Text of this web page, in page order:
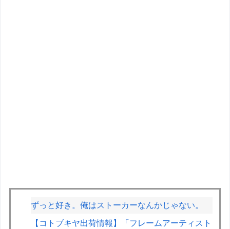
ずっと好き。俺はストーカーなんかじゃない。
【コトブキヤ出荷情報】「フレームアーティスト